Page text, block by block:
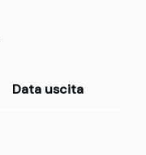
Data uscita